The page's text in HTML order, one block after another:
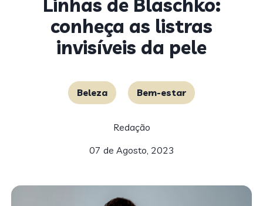
Linhas de Blaschko:
conheça as listras
invisíveis da pele
Beleza Bem-estar
Redação
07 de Agosto, 2023